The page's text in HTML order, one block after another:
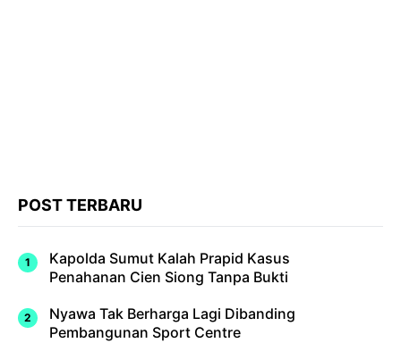
POST TERBARU
Kapolda Sumut Kalah Prapid Kasus
Penahanan Cien Siong Tanpa Bukti
Nyawa Tak Berharga Lagi Dibanding
Pembangunan Sport Centre